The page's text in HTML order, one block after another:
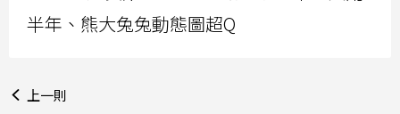
半年、熊大兔兔動態圖超Q
上一則